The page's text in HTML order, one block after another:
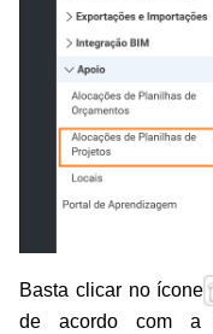
Basta clicar no ícone
de acordo com a